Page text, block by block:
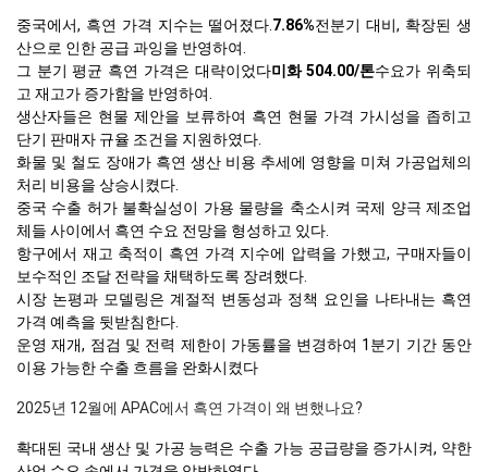
중국에서, 흑연 가격 지수는 떨어졌다. 7.86%전분기 대비, 확장된 생
산으로 인한 공급 과잉을 반영하여.
그 분기 평균 흑연 가격은 대략이었다미화 504.00/톤수요가 위축되
고 재고가 증가함을 반영하여.
생산자들은 현물 제안을 보류하여 흑연 현물 가격 가시성을 좁히고
단기 판매자 규율 조건을 지원하였다.
화물 및 철도 장애가 흑연 생산 비용 추세에 영향을 미쳐 가공업체의
처리 비용을 상승시켰다.
중국 수출 허가 불확실성이 가용 물량을 축소시켜 국제 양극 제조업
체들 사이에서 흑연 수요 전망을 형성하고 있다.
항구에서 재고 축적이 흑연 가격 지수에 압력을 가했고, 구매자들이
보수적인 조달 전략을 채택하도록 장려했다.
시장 논평과 모델링은 계절적 변동성과 정책 요인을 나타내는 흑연
가격 예측을 뒷받침한다.
운영 재개, 점검 및 전력 제한이 가동률을 변경하여 1분기 기간 동안
이용 가능한 수출 흐름을 완화시켰다
2025년 12월에 APAC에서 흑연 가격이 왜 변했나요?
확대된 국내 생산 및 가공 능력은 수출 가능 공급량을 증가시켜, 약한